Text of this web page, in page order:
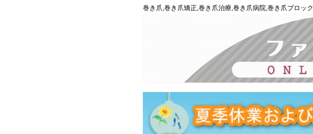
巻き爪,巻き爪矯正,巻き爪治療,巻き爪病院,巻き爪ブロック